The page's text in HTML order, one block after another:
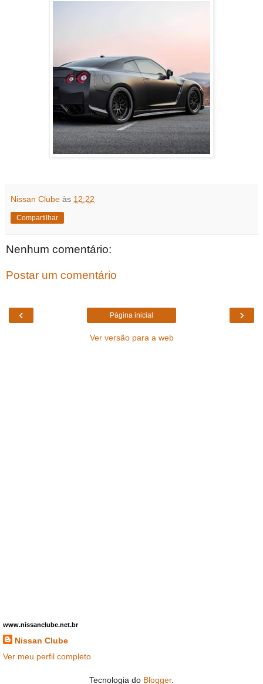
Nissan Clube às 12:22
Compartilhar
Nenhum comentário:
Postar um comentário
‹ ›
Página inicial
Ver versão para a web
www.nissanclube.net.br
Nissan Clube
Ver meu perfil completo
Tecnologia do Blogger.